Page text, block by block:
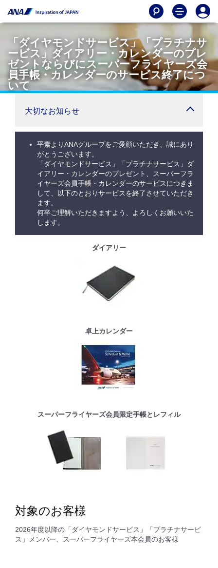
「ダイヤモンドサービス」「プラチナサ
ービス」ダイアリー・カレンダーのプレ
ゼントならびにスーパーフライヤーズ会
員手帳・カレンダーのサービス終了につ
いて
大切なお知らせ
平素よりANAグループをご愛顧いただき、誠にあり
がとうございます。
「ダイヤモンドサービス」「プラチナサービス」ダ
イアリー・カレンダーのプレゼント、スーパーフラ
イヤーズ会員手帳・カレンダーのサービスにつきま
して、以下のとおりサービスを終了させていただき
ます。
何卒ご理解いただきますよう、よろしくお願いいた
します。
ダイアリー
卓上カレンダー
スーパーフライヤーズ会員限定手帳とレフィル
対象のお客様
2026年度以降の「ダイヤモンドサービス」「プラチナサービ
ス」メンバー、スーパーフライヤーズ本会員のお客様